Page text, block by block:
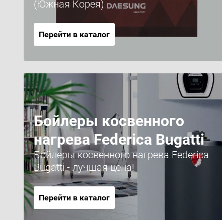
(Южная Корея)
Перейти в каталог
Бойлеры косвенного
нагрева Federica Bugatti
Бойлеры косвенного нагрева Federica
Bugatti - лучшая цена!
Перейти в каталог